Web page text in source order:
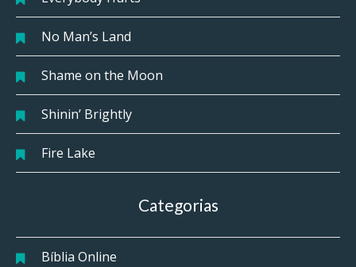
No Man’s Land
Shame on the Moon
Shinin’ Brightly
Fire Lake
Categorias
Bíblia Online